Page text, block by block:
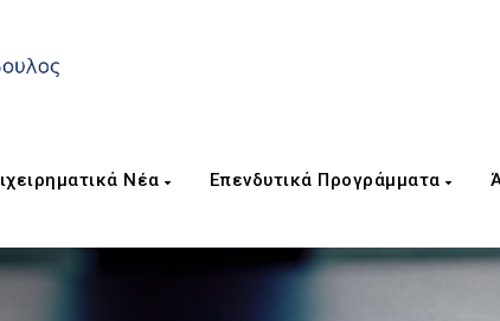
Νέα Επενδυτικά Προγράμματα